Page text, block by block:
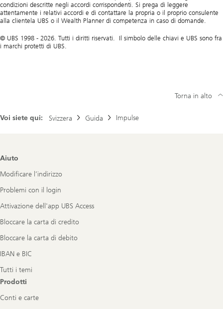
condizioni descritte negli accordi corrispondenti. Si prega di leggere
attentamente i relativi accordi e di contattare la propria o il proprio consulente
alla clientela UBS o il Wealth Planner di competenza in caso di domande.
© UBS 1998 - 2026. Tutti i diritti riservati. Il simbolo delle chiavi e UBS sono fra
i marchi protetti di UBS.
Voi siete qui: Svizzera Guida Impulse
Torna in alto
Footer
Aiuto
Modificare l’indirizzo
Problemi con il login
Attivazione dell'app UBS Access
Bloccare la carta di credito
Bloccare la carta di debito
IBAN e BIC
Tutti i temi
Prodotti
Conti e carte